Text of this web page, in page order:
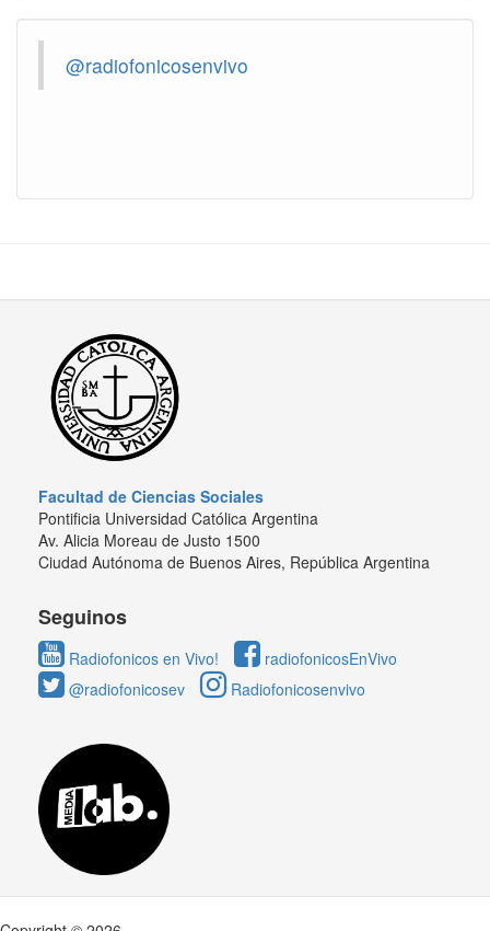
@radiofonicosenvivo
Facultad de Ciencias Sociales
Pontificia Universidad Católica Argentina
Av. Alicia Moreau de Justo 1500
Ciudad Autónoma de Buenos Aires, República Argentina
Seguinos
Radiofonicos en Vivo!
radiofonicosEnVivo
@radiofonicosev
Radiofonicosenvivo